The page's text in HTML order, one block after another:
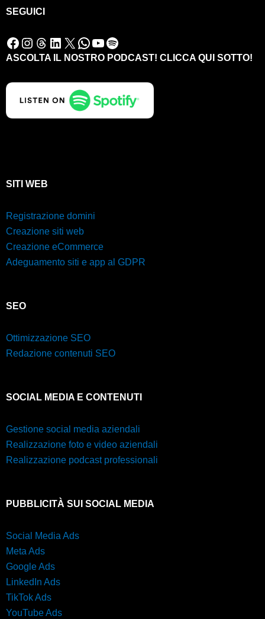
SEGUICI
Facebook Instagram Threads LinkedIn X WhatsApp YouTube Spotify
ASCOLTA IL NOSTRO PODCAST! CLICCA QUI SOTTO!
SITI WEB
Registrazione domini
Creazione siti web
Creazione eCommerce
Adeguamento siti e app al GDPR
SEO
Ottimizzazione SEO
Redazione contenuti SEO
SOCIAL MEDIA E CONTENUTI
Gestione social media aziendali
Realizzazione foto e video aziendali
Realizzazione podcast professionali
PUBBLICITÀ SUI SOCIAL MEDIA
Social Media Ads
Meta Ads
Google Ads
LinkedIn Ads
TikTok Ads
YouTube Ads